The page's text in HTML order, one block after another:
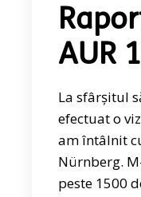
AUR
La sfârșitul
efectuat o
am întâlnit
Nürnberg.
peste 1500